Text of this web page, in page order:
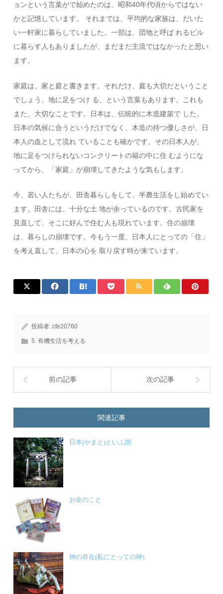
ョンという言葉がで始めたのは、昭和40年代頃からではない
かと記憶しています。 それまでは、平均的な家族は、だいた
い一軒家に暮らしていました。一部は、団地と呼ば れるビル
に暮らす人もありましたが、まだまだ主流ではなかったと思い
ます。
家庭は、家と庭と書きます。それだけ、庭も大切だということ
でしょう。地に足をつけ る、という言葉もあります。これも
また、大切なことです。日本は、伝統的に木造建築で した。
日本の気候に合うというだけでなく、木造の持つ優しさが、日
本人の血として流れ ていることも確かです。その日本人が、
地に足をつけられないコンクリートの箱の中に住 むようにな
ってから、「家庭」が崩壊してきたような気もします。
今、若い人たちが、田舎暮らしをして、半農生活をし始めてい
ます。田舎には、十分な土 地が余っているのです。古民家を
見直して、そこに好んで住む人も現れています。住の崩壊
は、暮らしの崩壊です。今もう一度、日本人にとっての「住」
を考え直して、日本の心を 取り戻す時が来ています。
投稿者:cfe20760
5. 有機生活を考える
前の記事 次の記事
関連記事
日本(やまと)といふ国
お金のこと
神の存在(私にとっての神)